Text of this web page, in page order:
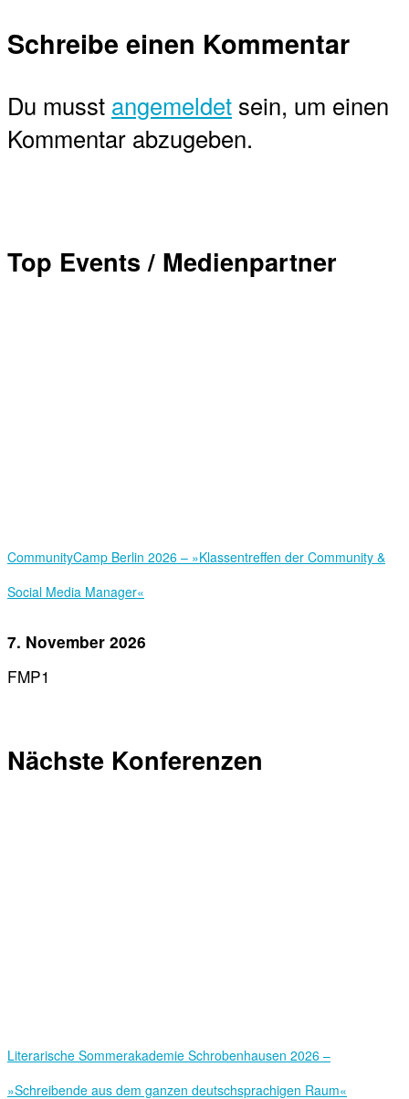
Schreibe einen Kommentar
Du musst angemeldet sein, um einen
Kommentar abzugeben.
Top Events / Medienpartner
Community­Camp Berlin 2026 – »Klassentreffen der Community &
Social Media Manager«
7. November 2026
FMP1
Nächste Konferenzen
Literarische Sommerakademie Schrobenhausen 2026 –
»Schreibende aus dem ganzen deutschsprachigen Raum«